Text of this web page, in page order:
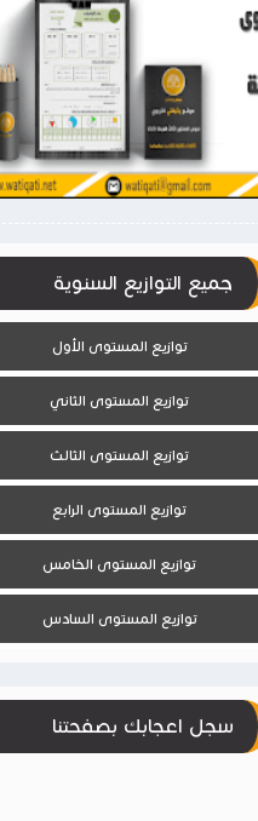
شاهد الموضوع
جميع التوازيع السنوية
توازيع المستوى الأول
توازيع المستوى الثاني
توازيع المستوى الثالث
توازيع المستوى الرابع
توازيع المستوى الخامس
توازيع المستوى السادس
سجل اعجابك بصفحتنا